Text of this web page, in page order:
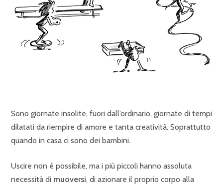
Sono giornate insolite, fuori dall’ordinario, giornate di tempi
dilatati da riempire di amore e tanta creatività. Soprattutto
quando in casa ci sono dei bambini.
Uscire non è possibile, ma i più piccoli hanno assoluta
necessità di muoversi, di azionare il proprio corpo alla